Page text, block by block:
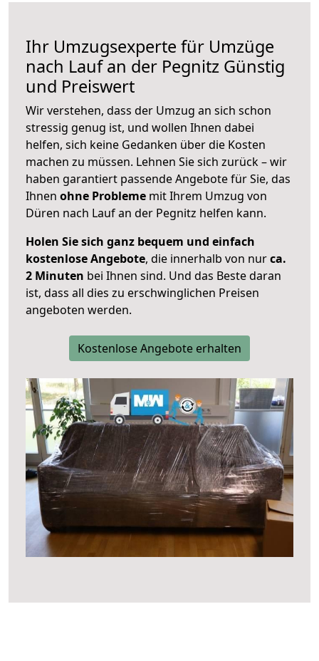
Ihr Umzugsexperte für Umzüge
nach Lauf an der Pegnitz Günstig
und Preiswert
Wir verstehen, dass der Umzug an sich schon
stressig genug ist, und wollen Ihnen dabei
helfen, sich keine Gedanken über die Kosten
machen zu müssen. Lehnen Sie sich zurück – wir
haben garantiert passende Angebote für Sie, das
Ihnen ohne Probleme mit Ihrem Umzug von
Düren nach Lauf an der Pegnitz helfen kann.
Holen Sie sich ganz bequem und einfach
kostenlose Angebote, die innerhalb von nurca.
2 Minuten bei Ihnen sind. Und das Beste daran
ist, dass all dies zu erschwinglichen Preisen
angeboten werden.
Kostenlose Angebote erhalten